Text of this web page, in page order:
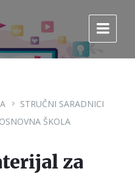
STRUČNI SARADNICI
OSNOVNA ŠKOLA
za